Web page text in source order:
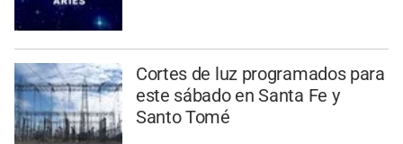
Cortes de luz programados para
este sábado en Santa Fe y
Santo Tomé